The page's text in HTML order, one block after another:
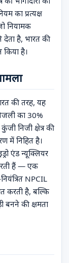
का प्रत्यक्ष
नियामक
देता है, भारत की
किया है।
की तरह, यह
का 30%
निजी क्षेत्र की
में निहित है।
एंड न्यूक्लियर
हैं — एक
NPCIL
करती है, बल्कि
बनने की क्षमता